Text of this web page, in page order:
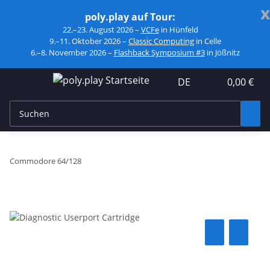
x
poly.play auf Tour:
22.–23. August 2026 – VCFein Hünfeld
9.–11. Oktober 2026 – Classic Computingin Celle
6.–8. November 2026 – Flashback Symposium #3in Jößnitz
DE 0,00 €
Commodore 64/128